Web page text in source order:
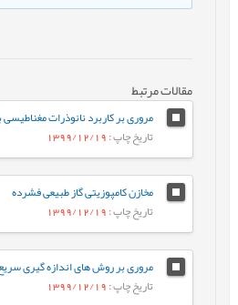
مقالات مرتبط
تاریخ چاپ: 1399/12/19
مخازن کامپوزیتی گاز طبیعی فشرده
تاریخ چاپ: 1399/12/19
تاریخ چاپ: 1399/12/19